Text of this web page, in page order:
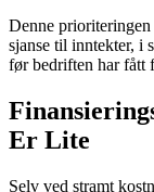
Denne
sjanse til inntekter, i
før bedriften har fått
Er Lite
Selv ved stramt